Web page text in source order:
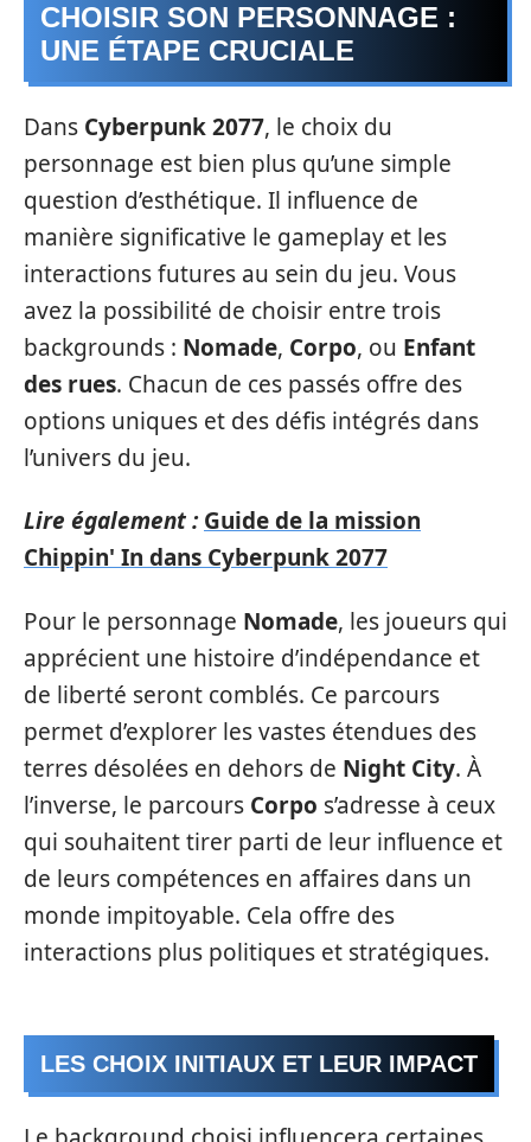
CHOISIR SON PERSONNAGE :
UNE ÉTAPE CRUCIALE
Dans Cyberpunk 2077, le choix du
personnage est bien plus qu’une simple
question d’esthétique. Il influence de
manière significative le gameplay et les
interactions futures au sein du jeu. Vous
avez la possibilité de choisir entre trois
backgrounds : Nomade, Corpo, ou Enfant
des rues. Chacun de ces passés offre des
options uniques et des défis intégrés dans
l’univers du jeu.
Lire également : Guide de la mission
Chippin' In dans Cyberpunk 2077
Pour le personnage Nomade, les joueurs qui
apprécient une histoire d’indépendance et
de liberté seront comblés. Ce parcours
permet d’explorer les vastes étendues des
terres désolées en dehors de Night City. À
l’inverse, le parcours Corpo s’adresse à ceux
qui souhaitent tirer parti de leur influence et
de leurs compétences en affaires dans un
monde impitoyable. Cela offre des
interactions plus politiques et stratégiques.
LES CHOIX INITIAUX ET LEUR IMPACT